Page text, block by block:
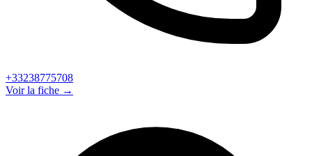
+33238775708
Voir la fiche →